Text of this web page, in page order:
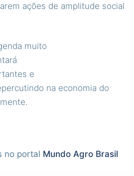
ações de amplitude social
muito
e
na economia do
no portal Mundo Agro Brasil